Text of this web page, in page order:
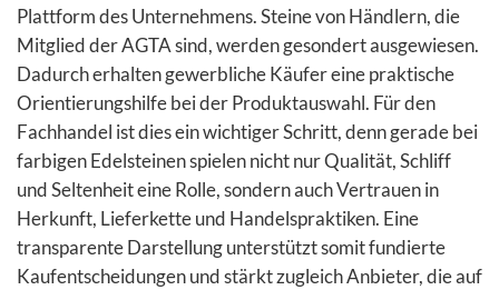
Plattform des Unternehmens. Steine von Händlern, die
Mitglied der AGTA sind, werden gesondert ausgewiesen.
Dadurch erhalten gewerbliche Käufer eine praktische
Orientierungshilfe bei der Produktauswahl. Für den
Fachhandel ist dies ein wichtiger Schritt, denn gerade bei
farbigen Edelsteinen spielen nicht nur Qualität, Schliff
und Seltenheit eine Rolle, sondern auch Vertrauen in
Herkunft, Lieferkette und Handelspraktiken. Eine
transparente Darstellung unterstützt somit fundierte
Kaufentscheidungen und stärkt zugleich Anbieter, die auf